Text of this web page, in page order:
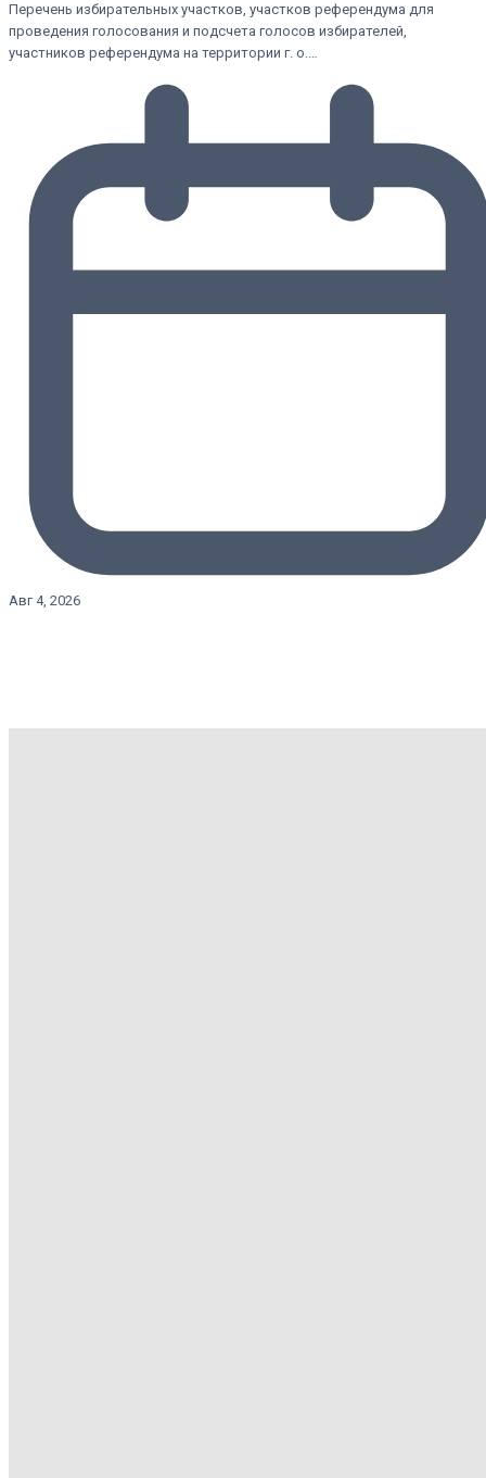
Перечень избирательных участков, участков референдума для
проведения голосования и подсчета голосов избирателей,
участников референдума на территории г. о.…
Авг 4, 2026